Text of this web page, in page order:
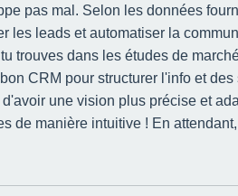
pas mal. Selon les données
leads et automatiser la
trouves dans les études de
CRM pour structurer l'info et
une vision plus précise et
de manière intuitive ! En